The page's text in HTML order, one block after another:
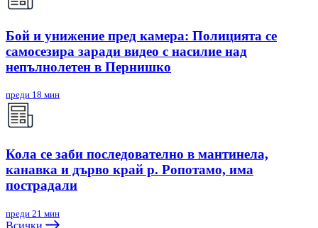
Бой и унижение пред камера: Полицията се
самосезира заради видео с насилие над
непълнолетен в Пернишко
преди 18 мин
Кола се заби последователно в мантинела,
канавка и дърво край р. Ропотамо, има
пострадали
преди 21 мин
Всички